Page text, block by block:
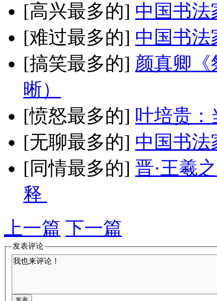
[高兴最多的] 中国书法
[难过最多的] 中国书法
[搞笑最多的] 颜真卿《
晰）
[愤怒最多的] 叶培贵：
[无聊最多的] 中国书法
[同情最多的] 晋·王羲
释
上一篇 下一篇
发表评论